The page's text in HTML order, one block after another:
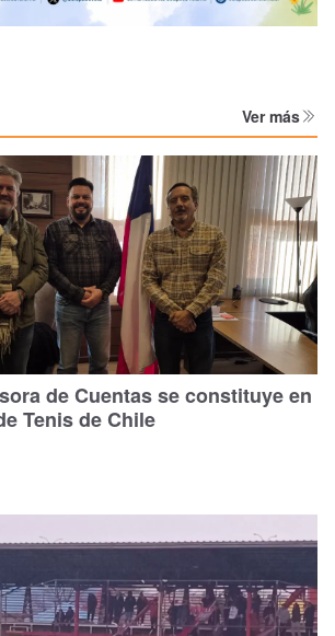
Ver más
de Cuentas se constituye en
Tenis de Chile